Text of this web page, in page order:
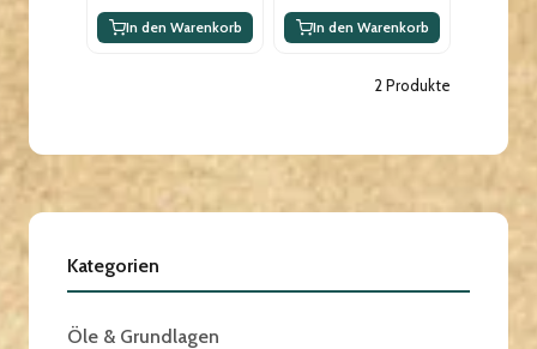
Kategorien
Öle & Grundlagen
In den Warenkorb In den Warenkorb
2 Produkte